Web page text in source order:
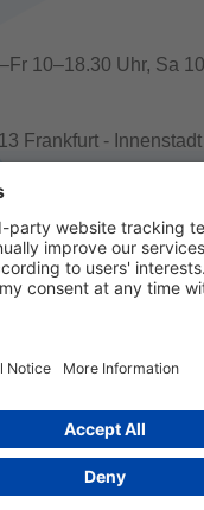
10–18.30 Uhr, Sa
Frankfurt - Innenstadt
N1/N2, Rohrbach/
Bus 30